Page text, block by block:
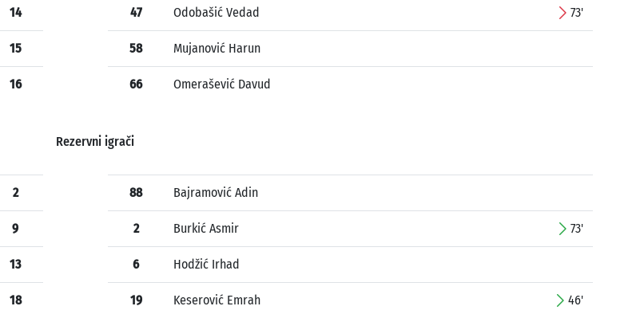
14
15
16
47 Odobašić Vedad 73'
58 Mujanović Harun
66 Omerašević Davud
Rezervni igrači
2
9
13
18
88 Bajramović Adin
2 Burkić Asmir 73'
6 Hodžić Irhad
19 Keserović Emrah 46'